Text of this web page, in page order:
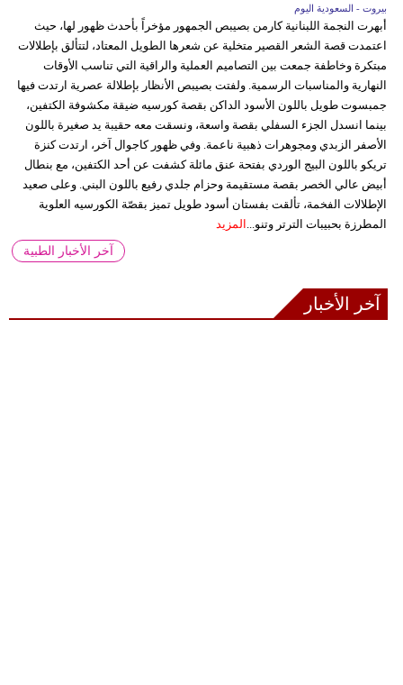
بيروت - السعودية اليوم
أبهرت النجمة اللبنانية كارمن بصيبص الجمهور مؤخراً بأحدث ظهور لها، حيث
اعتمدت قصة الشعر القصير متخلية عن شعرها الطويل المعتاد، لتتألق بإطلالات
مبتكرة وخاطفة جمعت بين التصاميم العملية والراقية التي تناسب الأوقات
النهارية والمناسبات الرسمية. ولفتت بصيبص الأنظار بإطلالة عصرية ارتدت فيها
جمبسوت طويل باللون الأسود الداكن بقصة كورسيه ضيقة مكشوفة الكتفين،
بينما انسدل الجزء السفلي بقصة واسعة، ونسقت معه حقيبة يد صغيرة باللون
الأصفر الزبدي ومجوهرات ذهبية ناعمة. وفي ظهور كاجوال آخر، ارتدت كنزة
تريكو باللون البيج الوردي بفتحة عنق مائلة كشفت عن أحد الكتفين، مع بنطال
أبيض عالي الخصر بقصة مستقيمة وحزام جلدي رفيع باللون البني. وعلى صعيد
الإطلالات الفخمة، تألقت بفستان أسود طويل تميز بقصّة الكورسيه العلوية
المطرزة بحبيبات الترتر وتنو... المزيد
آخر الأخبار الطبية
آخر الأخبار